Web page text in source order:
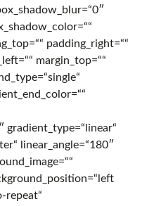
padding_right=““
margin_top=““
gradient_type=“linear“
linear_angle=“180″
repeat“